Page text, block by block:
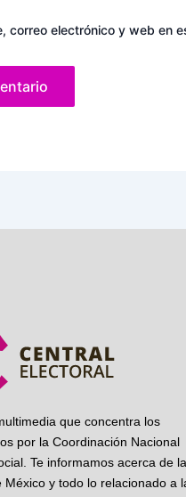
correo electrónico y web en
que concentra los
por la Coordinación Nacional
Te informamos acerca de la
y todo lo relacionado a